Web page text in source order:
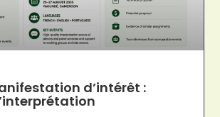
d’intérêt :